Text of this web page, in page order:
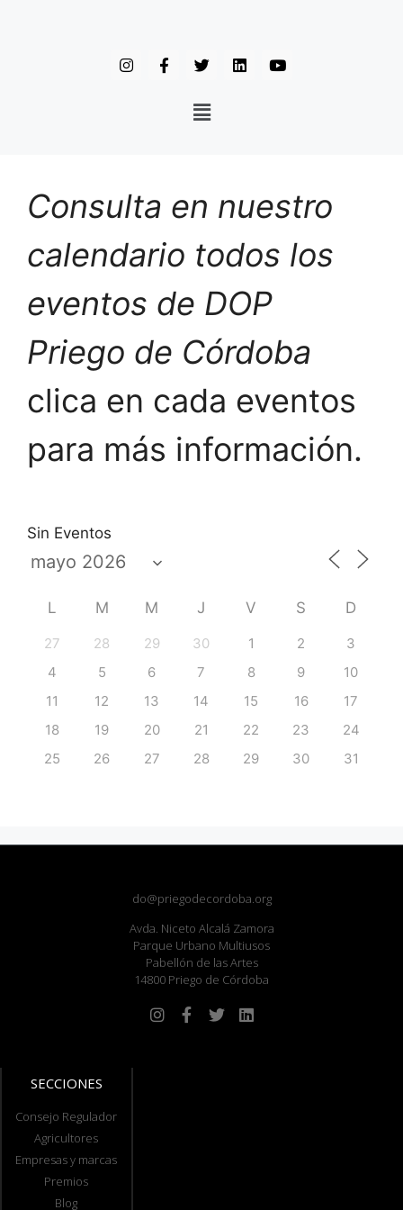
Consulta en nuestro
calendario todos los
eventos de DOP
Priego de Córdoba
clica en cada eventos
para más información.
Sin Eventos
L M M J V S D
27 28 29 30 1 2
3
4
5 6 7 8 9
10
11
12 13 14 15 16
17
18
19 20 21 22 23
24
25
26 27 28 29 30 31
do@priegodecordoba.org
Avda. Niceto Alcalá Zamora
Parque Urbano Multiusos
Pabellón de las Artes
14800 Priego de Córdoba
SECCIONES
Consejo Regulador
Agricultores
Empresas y marcas
Premios
Blog